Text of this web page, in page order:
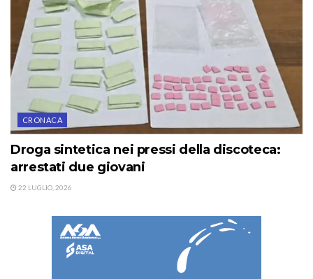
CRONACA
Droga sintetica nei pressi della discoteca:
arrestati due giovani
22 LUGLIO, 2026